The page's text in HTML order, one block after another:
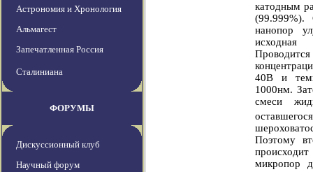
Астрономия и Хронология
Альмагест
Запечатленная Россия
Сталиниана
ФОРУМЫ
Дискуссионный клуб
Научный форум
катодным
(99.999%).
нанопор
исходная
40В и
1000нм.
смеси
Поэтому
микропор